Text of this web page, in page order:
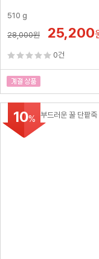
510 g
28,000원 25,200
0건
10%